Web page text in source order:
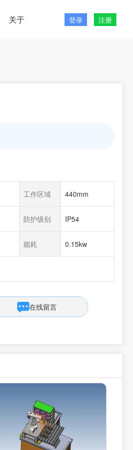
关于 登录 注册
工作区域 440mm
防护级别 IP54
能耗 0.15kw
在线留言